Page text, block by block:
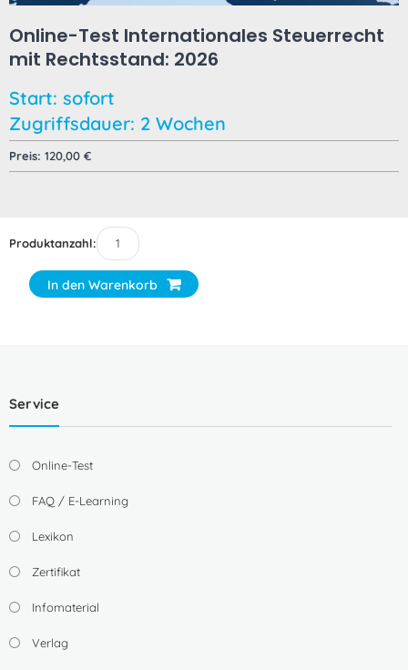
Online-Test Internationales Steuerrecht
mit Rechtsstand: 2026
Start: sofort
Zugriffsdauer: 2 Wochen
Preis: 120,00 €
Produktanzahl:
In den Warenkorb
Service
Online-Test
FAQ / E-Learning
Lexikon
Zertifikat
Infomaterial
Verlag